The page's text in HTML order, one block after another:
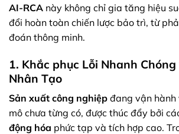
AI-RCA này không chỉ gia tăng hiệu
đổi hoàn toàn chiến lược bảo trì, từ
đoán thông minh.
1. Khắc phục Lỗi Nhanh Chóng
Nhân Tạo
Sản xuất công nghiệp đang vận
mô chưa từng có, được thúc đẩy bởi
động hóa phức tạp và tích hợp cao.